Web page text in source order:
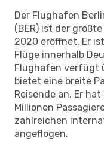
Der Flughafen
(BER) ist der
2020 eröffnet. Er
Flüge innerhalb
Flughafen verfügt
bietet eine breite
Reisende an. Er
Millionen
zahlreichen
angeflogen.